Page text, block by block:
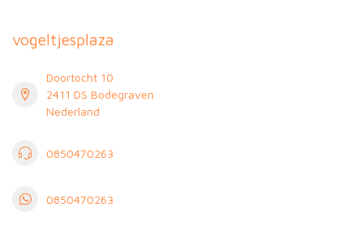
vogeltjesplaza
Doortocht 10
2411 DS Bodegraven
Nederland
0850470263
0850470263